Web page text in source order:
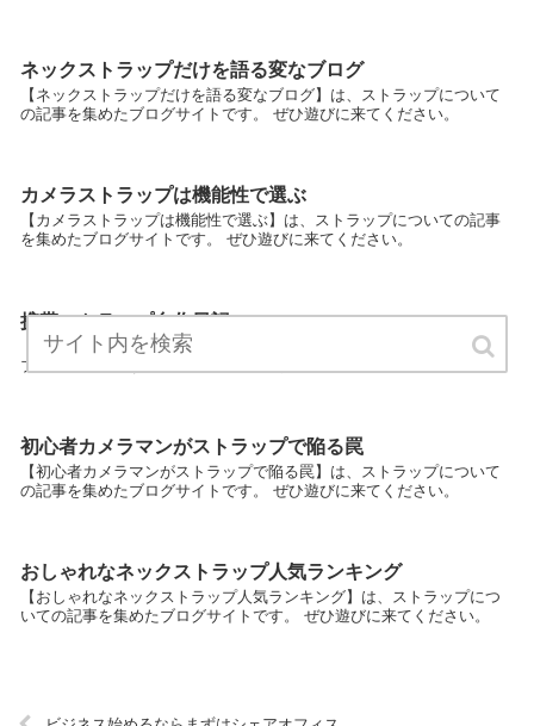
ネックストラップだけを語る変なブログ
【ネックストラップだけを語る変なブログ】は、ストラップについて
の記事を集めたブログサイトです。 ぜひ遊びに来てください。
カメラストラップは機能性で選ぶ
【カメラストラップは機能性で選ぶ】は、ストラップについての記事
を集めたブログサイトです。 ぜひ遊びに来てください。
携帯ストラップ自作日記
【携帯ストラップ自作日記】は、ストラップについての記事を集めた
ブログサイトです。 ぜひ遊びに来てください。
初心者カメラマンがストラップで陥る罠
【初心者カメラマンがストラップで陥る罠】は、ストラップについて
の記事を集めたブログサイトです。 ぜひ遊びに来てください。
おしゃれなネックストラップ人気ランキング
【おしゃれなネックストラップ人気ランキング】は、ストラップにつ
いての記事を集めたブログサイトです。 ぜひ遊びに来てください。